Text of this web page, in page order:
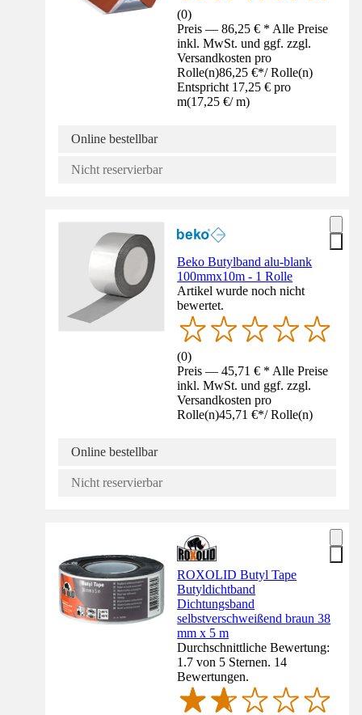
(0)
Preis — 86,25 € * Alle Preise
inkl. MwSt. und ggf. zzgl.
Versandkosten pro
Rolle(n)86,25 €*/ Rolle(n)
Entspricht 17,25 € pro
m(17,25 €/ m)
Online bestellbar
Nicht reservierbar
Beko Butylband alu-blank
100mmx10m - 1 Rolle
Artikel wurde noch nicht
bewertet.
(0)
Preis — 45,71 € * Alle Preise
inkl. MwSt. und ggf. zzgl.
Versandkosten pro
Rolle(n)45,71 €*/ Rolle(n)
Online bestellbar
Nicht reservierbar
ROXOLID Butyl Tape
Butyldichtband
Dichtungsband
selbstverschweißend braun 38
mm x 5 m
Durchschnittliche Bewertung:
1.7 von 5 Sternen. 14
Bewertungen.